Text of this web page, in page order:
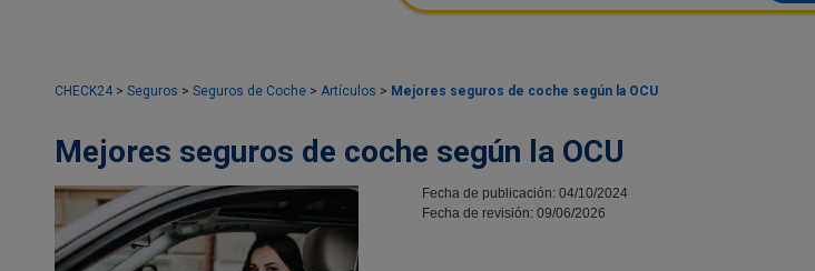
CHECK24 > Seguros > Seguros de Coche > Artículos > Mejores seguros de coche según la OCU
Mejores seguros de coche según la OCU
Fecha de publicación: 04/10/2024
Fecha de revisión: 09/06/2026